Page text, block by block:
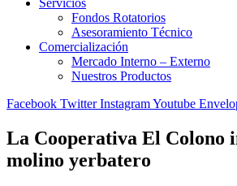
Servicios
Fondos Rotatorios
Asesoramiento Técnico
Comercialización
Mercado Interno – Externo
Nuestros Productos
Facebook Twitter InstagramYoutube
La Cooperativa El Colono
molino yerbatero